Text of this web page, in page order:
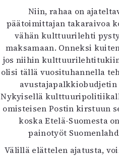
Tilaus ja
Niin, rahaa on
päätoimittajan takaraivoa
vähän kulttuurilehti
maksamaan. Onneksi
jos niihin
olisi tällä vuosituhannella
Nykyisellä
omisteisen Postin kirstuun
koska Etelä-Suomesta
painotyöt
Välillä elättelen ajatusta,